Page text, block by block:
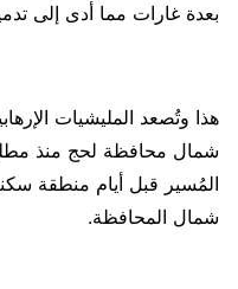
بعدة غارات مما أدى إلى
هذا وتُصعد المليشيات
شمال محافظة لحج منذ مطلع
المُسير قبل أيام منطقة
شمال المحافظة.